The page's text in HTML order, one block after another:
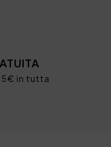
in tutta